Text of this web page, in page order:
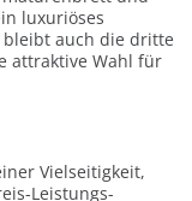
luxuriöses
auch die dritte
attraktive Wahl für
Vielseitigkeit,
Leistungs-